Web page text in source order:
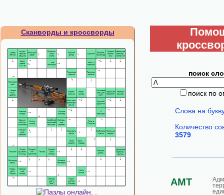
Сканворды и кроссворды
поиск
поиск по
Слова на
Количество
3579
АМТ